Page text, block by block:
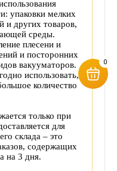
упаковки мелких
и других товаров,
среды.
плесени и
и посторонних
вакууматоров.
использовать,
количество
только при
для
склада – это
содержащих
на 3 дня.
0